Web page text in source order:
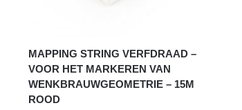
MAPPING STRING VERFDRAAD –
VOOR HET MARKEREN VAN
WENKBRAUWGEOMETRIE – 15M
ROOD